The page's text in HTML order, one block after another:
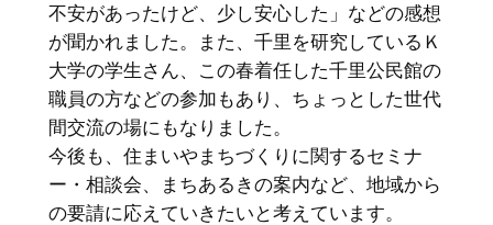
不安があったけど、少し安心した」などの感想
が聞かれました。また、千里を研究しているＫ
大学の学生さん、この春着任した千里公民館の
職員の方などの参加もあり、ちょっとした世代
間交流の場にもなりました。
今後も、住まいやまちづくりに関するセミナ
ー・相談会、まちあるきの案内など、地域から
の要請に応えていきたいと考えています。